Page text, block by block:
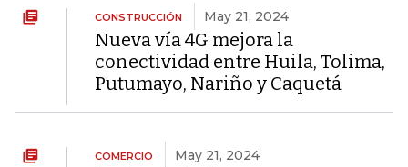
CONSTRUCCIÓN May 21, 2024
Nueva vía 4G mejora la
conectividad entre Huila, Tolima,
Putumayo, Nariño y Caquetá
COMERCIO May 21, 2024